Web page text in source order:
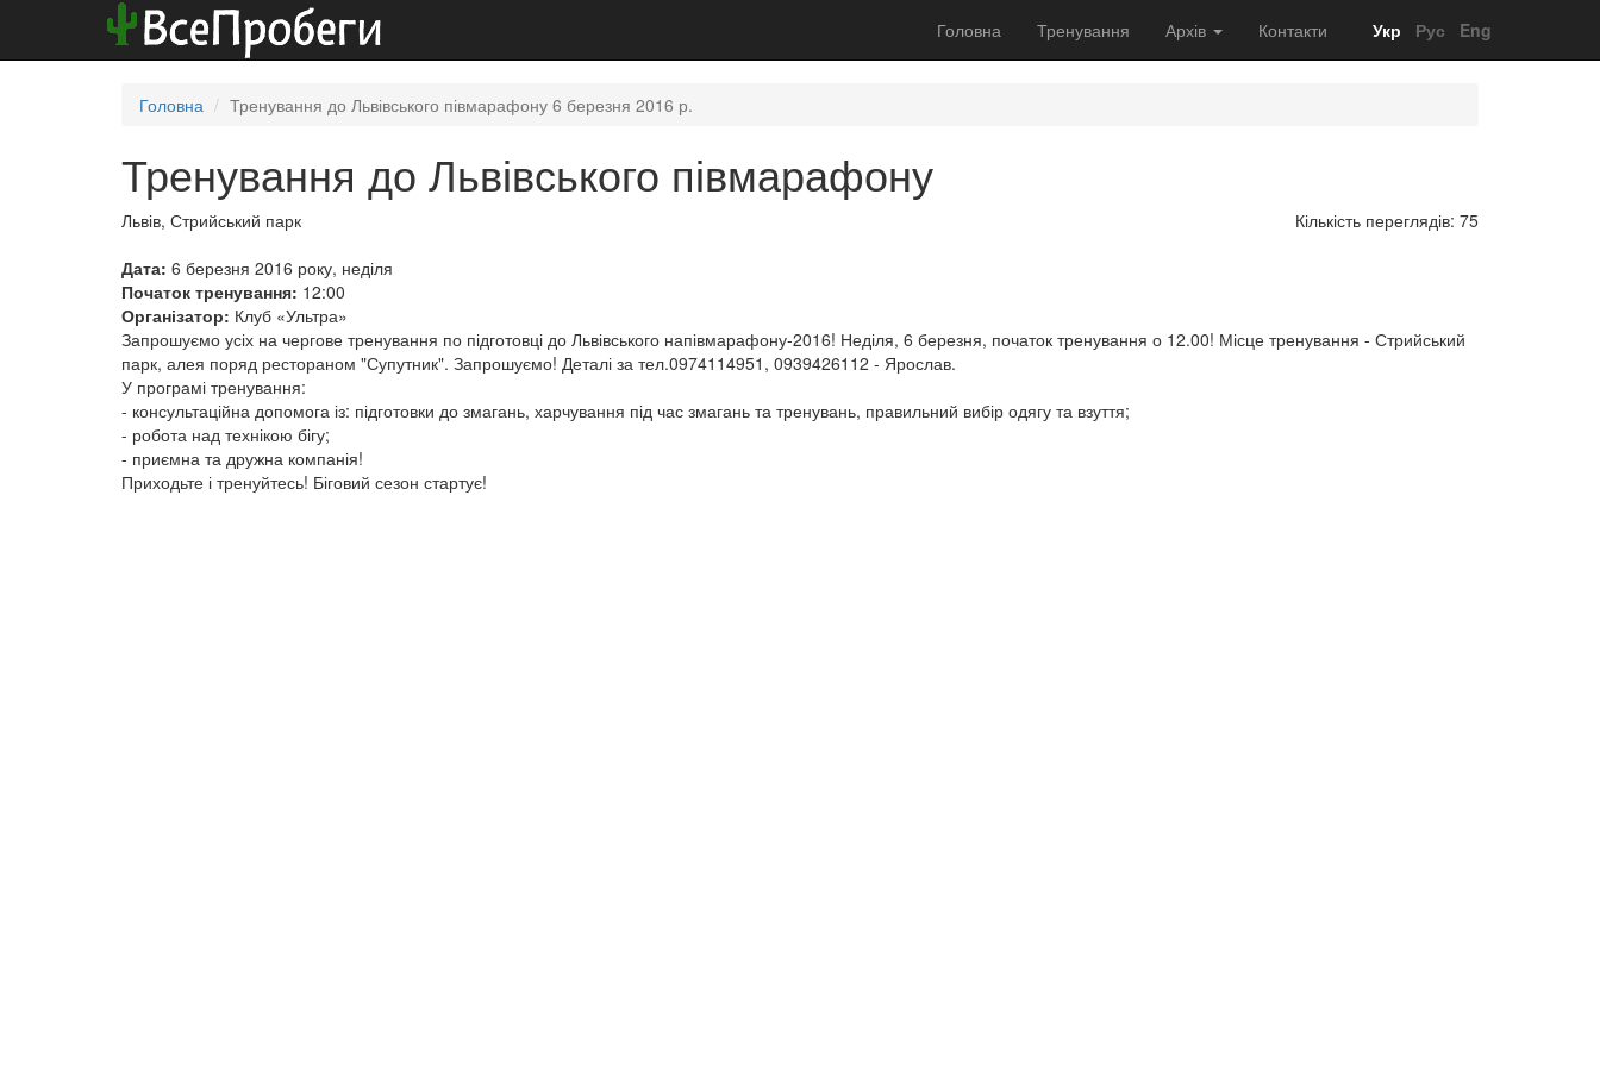
Головна Тренування Архів Контакти Укр Рус Eng
Головна Тренування до Львівського півмарафону 6 березня 2016 р.
Тренування до Львівського півмарафону
Львів, Стрийський парк
Кількість переглядів: 75
Дата: 6 березня 2016 року, неділя
Початок тренування: 12:00
Організатор: Клуб «Ультра»
Запрошуємо усіх на чергове тренування по підготовці до Львівського напівмарафону-2016! Неділя, 6 березня, початок тренування о 12.00! Місце тренування - Стрийський
парк, алея поряд рестораном "Супутник". Запрошуємо! Деталі за тел.0974114951, 0939426112 - Ярослав.
У програмі тренування:
- консультаційна допомога із: підготовки до змагань, харчування під час змагань та тренувань, правильний вибір одягу та взуття;
- робота над технікою бігу;
- приємна та дружна компанія!
Приходьте і тренуйтесь! Біговий сезон стартує!